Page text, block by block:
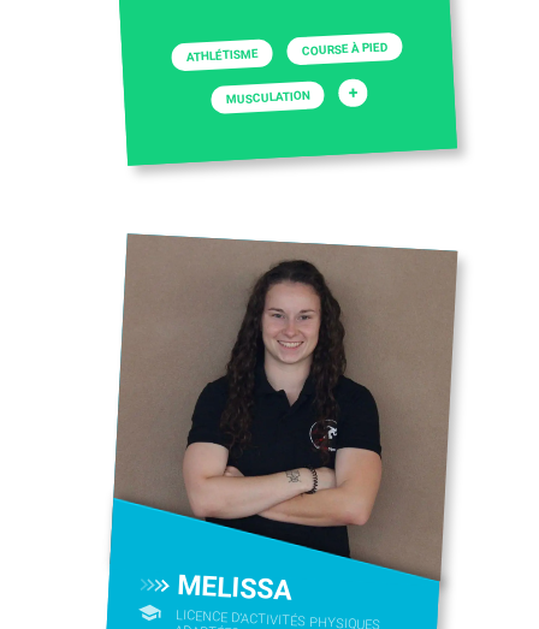
ATHLÉTISME COURSE À PIED
MUSCULATION +
MELISSA
LICENCE D’ACTIVITÉS PHYSIQUES